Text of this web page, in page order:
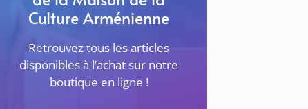
Culture Arménienne
Retrouvez tous les articles
disponibles à l’achat sur notre
boutique en ligne !